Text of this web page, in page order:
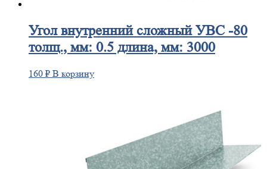
Уголвнутренний сложный УВС -80
толщ., мм: 0.5 длина, мм: 3000
160 ₽ В корзину